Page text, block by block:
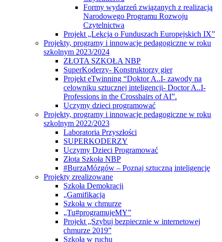
Formy wydarzeń związanych z realizacją
Narodowego Programu Rozwoju
Czytelnictwa
Projekt „Lekcja o Funduszach Europejskich IX”
Projekty, programy i innowacje pedagogiczne w roku
szkolnym 2023/2024
ZŁOTA SZKOŁA NBP
SuperKoderzy- Konstruktorzy gier
Projekt eTwinning “Doktor A..I- zawody na
celowniku sztucznej inteligencji- Doctor A..I-
Professions in the Crosshairs of AI”.
Uczymy dzieci programować
Projekty, programy i innowacje pedagogiczne w roku
szkolnym 2022/2023
Laboratoria Przyszłości
SUPERKODERZY
Uczymy Dzieci Programować
Złota Szkoła NBP
#BurzaMózgów – Poznaj sztuczną inteligencję
Projekty zrealizowane
Szkoła Demokracji
„Gamifikacja
Szkoła w chmurze
„Tu#programujeMY”
Projekt „Szybuj bezpiecznie w internetowej
chmurze 2019”
Szkoła w ruchu